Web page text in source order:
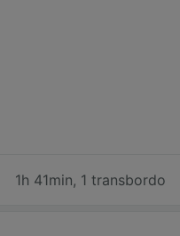
1h 41min, 1 transbordo